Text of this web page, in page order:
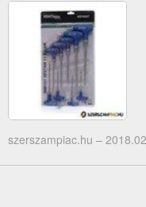
szerszampiac.hu –